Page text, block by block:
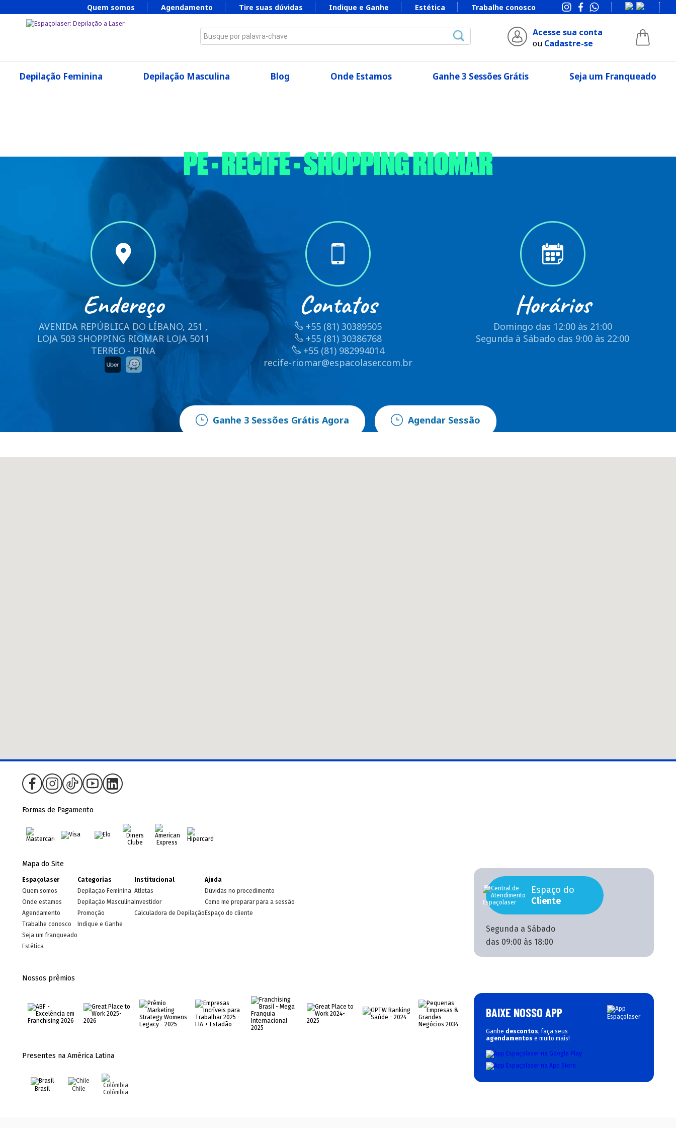
Quem somos Agendamento Tire suas dúvidas Indique e Ganhe Estética Trabalhe conosco
Busque por palavra-chave
Acesse sua conta
ou Cadastre-se
Depilação Feminina Depilação Masculina Blog Onde Estamos Ganhe 3 Sessões Grátis Seja um Franqueado
PE - RECIFE - SHOPPING RIOMAR
Endereço
AVENIDA REPÚBLICA DO LÍBANO, 251 ,
LOJA 503 SHOPPING RIOMAR LOJA 5011
TERREO - PINA
Contatos
+55 (81) 30389505
+55 (81) 30386768
+55 (81) 982994014
recife-riomar@espacolaser.com.br
Horários
Domingo das 12:00 às 21:00
Segunda à Sábado das 9:00 às 22:00
Ganhe 3 Sessões Grátis Agora Agendar Sessão
Formas de Pagamento
Mapa do Site
Espaçolaser
Quem somos
Onde estamos
Agendamento
Trabalhe conosco
Seja um franqueado
Estética
Categorias
Depilação Feminina
Depilação Masculina
Promoção
Indique e Ganhe
Institucional
Atletas
Investidor
Calculadora de Depilação
Ajuda
Dúvidas no procedimento
Como me preparar para a sessão
Espaço do cliente
Espaço do
Cliente
Segunda a Sábado
das 09:00 às 18:00
Nossos prêmios
Presentes na América Latina
Brasil Chile Colômbia
BAIXE NOSSO APP
Ganhe descontos, faça seus
agendamentos e muito mais!